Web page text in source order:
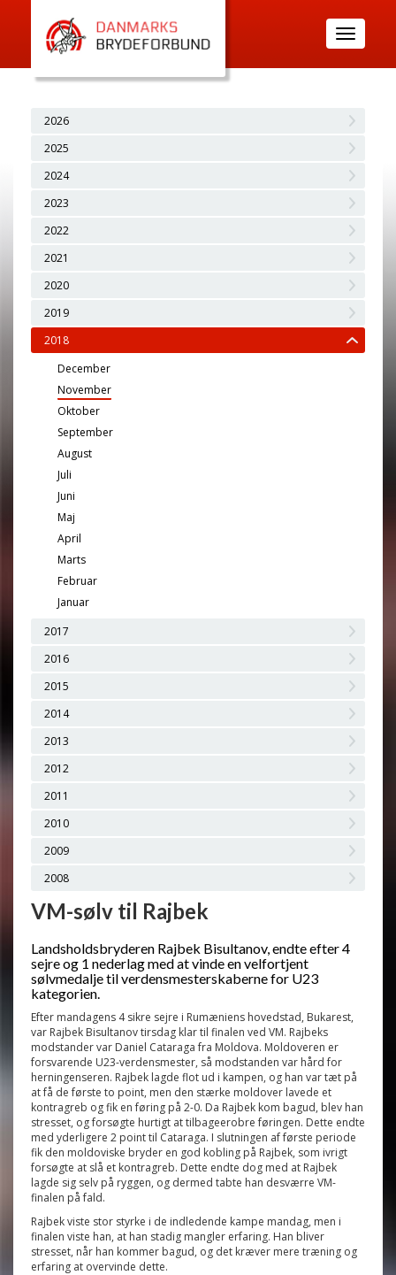
Toggle
navigation
2026
2025
2024
2023
2022
2021
2020
2019
2018
December
November
Oktober
September
August
Juli
Juni
Maj
April
Marts
Februar
Januar
2017
2016
2015
2014
2013
2012
2011
2010
2009
2008
VM-sølv til Rajbek
Landsholdsbryderen Rajbek Bisultanov, endte efter 4
sejre og 1 nederlag med at vinde en velfortjent
sølvmedalje til verdensmesterskaberne for U23
kategorien.
Efter mandagens 4 sikre sejre i Rumæniens hovedstad, Bukarest,
var Rajbek Bisultanov tirsdag klar til finalen ved VM. Rajbeks
modstander var Daniel Cataraga fra Moldova. Moldoveren er
forsvarende U23-verdensmester, så modstanden var hård for
herningenseren. Rajbek lagde flot ud i kampen, og han var tæt på
at få de første to point, men den stærke moldover lavede et
kontragreb og fik en føring på 2-0. Da Rajbek kom bagud, blev han
stresset, og forsøgte hurtigt at tilbageerobre føringen. Dette endte
med yderligere 2 point til Cataraga. I slutningen af første periode
fik den moldoviske bryder en god kobling på Rajbek, som ivrigt
forsøgte at slå et kontragreb. Dette endte dog med at Rajbek
lagde sig selv på ryggen, og dermed tabte han desværre VM-
finalen på fald.
Rajbek viste stor styrke i de indledende kampe mandag, men i
finalen viste han, at han stadig mangler erfaring. Han bliver
stresset, når han kommer bagud, og det kræver mere træning og
erfaring at overvinde dette.